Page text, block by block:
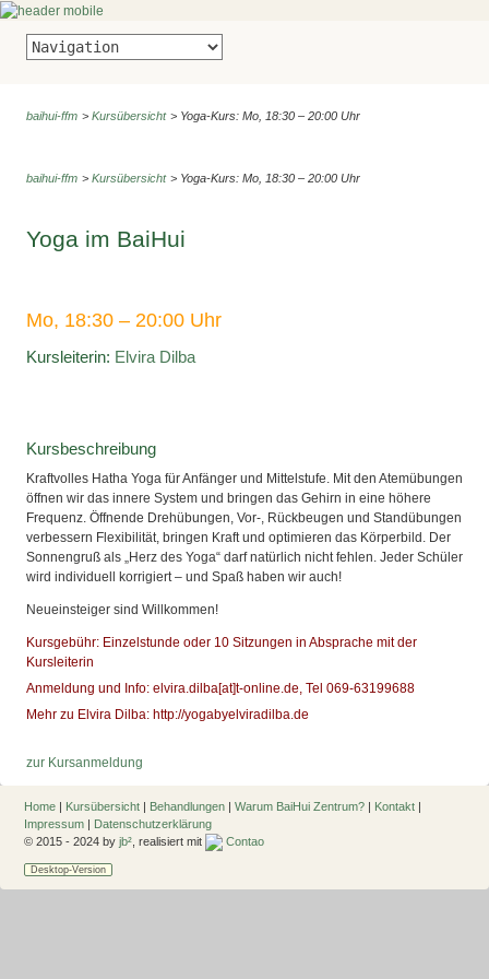
baihui-ffm Kursübersicht Yoga-Kurs: Mo, 18:30 – 20:00 Uhr
baihui-ffm Kursübersicht Yoga-Kurs: Mo, 18:30 – 20:00 Uhr
Yoga im BaiHui
Mo, 18:30 – 20:00 Uhr
Kursleiterin: Elvira Dilba
Kursbeschreibung
Kraftvolles Hatha Yoga für Anfänger und Mittelstufe. Mit den Atemübungen
öffnen wir das innere System und bringen das Gehirn in eine höhere
Frequenz. Öffnende Drehübungen, Vor-, Rückbeugen und Standübungen
verbessern Flexibilität, bringen Kraft und optimieren das Körperbild. Der
Sonnengruß als „Herz des Yoga“ darf natürlich nicht fehlen. Jeder Schüler
wird individuell korrigiert – und Spaß haben wir auch!
Neueinsteiger sind Willkommen!
Kursgebühr: Einzelstunde oder 10 Sitzungen in Absprache mit der
Kursleiterin
Anmeldung und Info: elvira.dilba[at]t-online.de, Tel 069-63199688
Mehr zu Elvira Dilba: http://yogabyelviradilba.de
zur Kursanmeldung
Home | Kursübersicht| Behandlungen| Warum BaiHui Zentrum?| Kontakt|
Impressum| Datenschutzerklärung
© 2015 - 2024 by jb², realisiert mit Contao
Desktop-Version